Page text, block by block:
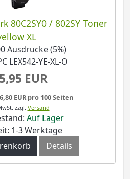
80C2SY0 / 802SY Toner
XL
Ausdrucke (5%)
LEX542-YE-XL-O
EUR
EUR pro 100 Seiten
zzgl. Versand
Auf Lager
1-3 Werktage
Details